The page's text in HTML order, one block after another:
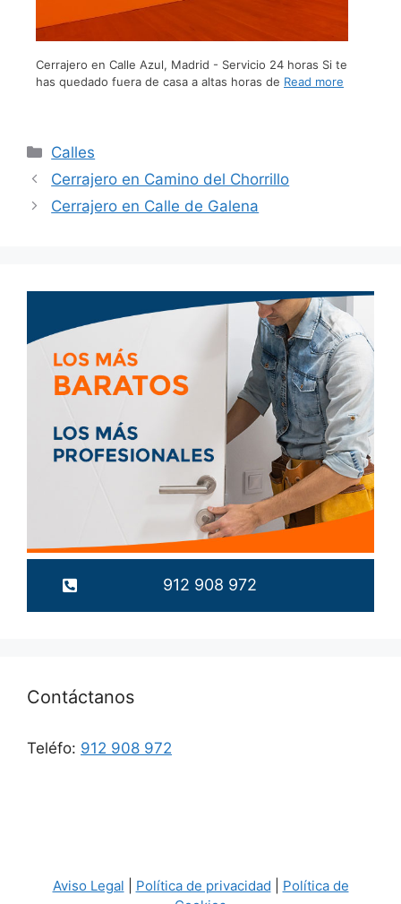
Cerrajero en Calle Azul, Madrid - Servicio 24 horas Si te
has quedado fuera de casa a altas horas de Read more
Calles
Cerrajero en Camino del Chorrillo
Cerrajero en Calle de Galena
912 908 972
Contáctanos
Teléfo: 912 908 972
Aviso Legal Política de privacidad
Política de